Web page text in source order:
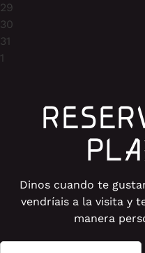
29
30
31
1
Dinos cuando te
vendríais a la visita y
manera